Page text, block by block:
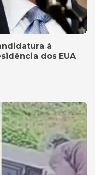
à
dos EUA